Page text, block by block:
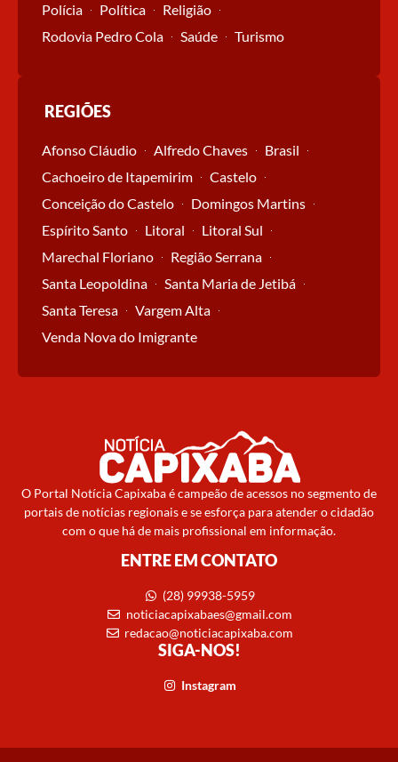
Polícia
Política
Religião
Rodovia Pedro Cola
Saúde Turismo
REGIÕES
Afonso Cláudio Alfredo Chaves
Brasil
Cachoeiro de Itapemirim
Castelo
Conceição do Castelo
Domingos Martins
Espírito Santo
Litoral
Litoral Sul
Marechal Floriano
Região Serrana
Santa Leopoldina
Santa Maria de Jetibá
Santa Teresa
Vargem Alta
Venda Nova do Imigrante
O Portal Notícia Capixaba é campeão de acessos no segmento de
portais de notícias regionais e se esforça para atender o cidadão
com o que há de mais profissional em informação.
ENTRE EM CONTATO
(28) 99938-5959
noticiacapixabaes@gmail.com
redacao@noticiacapixaba.com
SIGA-NOS!
Instagram